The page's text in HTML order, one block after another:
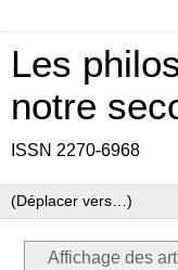
Les
notre
ISSN 2270-6968
Affichage des